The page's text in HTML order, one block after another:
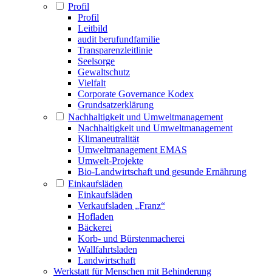
Profil
Profil
Leitbild
audit berufundfamilie
Transparenzleitlinie
Seelsorge
Gewaltschutz
Vielfalt
Corporate Governance Kodex
Grundsatzerklärung
Nachhaltigkeit und Umweltmanagement
Nachhaltigkeit und Umweltmanagement
Klimaneutralität
Umweltmanagement EMAS
Umwelt-Projekte
Bio-Landwirtschaft und gesunde Ernährung
Einkaufsläden
Einkaufsläden
Verkaufsladen „Franz“
Hofladen
Bäckerei
Korb- und Bürstenmacherei
Wallfahrtsladen
Landwirtschaft
Werkstatt für Menschen mit Behinderung